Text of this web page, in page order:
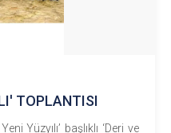
TOPLANTISI
Yüzyılı’ başlıklı ‘Deri ve